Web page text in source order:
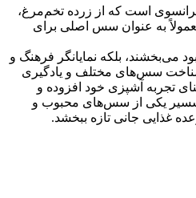
است که از زرده تخم‌مرغ،
به عنوان سس اصلی برای
می‌بخشند، بلکه نمایانگر فرهنگ و
شناخت سس‌های مختلف و یادگیری
تجربه آشپزی خود افزوده و
سسیر یکی از سس‌های محبوب و
غذایی جانی تازه ببخشد.